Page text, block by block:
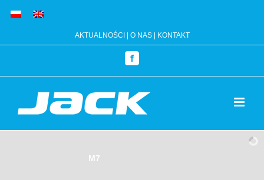
AKTUALNOŚCI O NAS| KONTAKT
Facebook
M7